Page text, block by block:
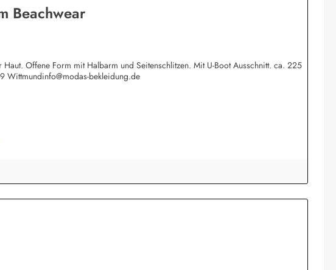
Beachwear
Offene Form mit Halbarm und Seitenschlitzen. Mit U-Boot Ausschnitt. ca. 225
Wittmundinfo@modas-bekleidung.de